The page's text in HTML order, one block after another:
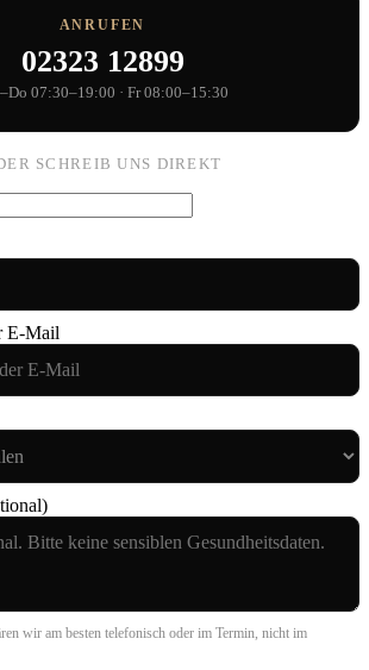
ANRUFEN
02323 12899
07:30–19:00 · Fr 08:00–15:30
SCHREIB UNS DIREKT
E-Mail
wir am besten telefonisch oder im Termin, nicht im